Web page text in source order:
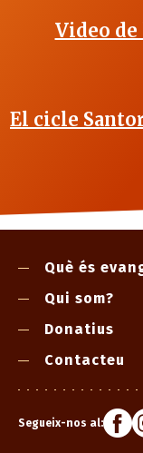
Video
El cicle
Què és
Qui som?
Donatius
Contacteu
Segueix-nos al: